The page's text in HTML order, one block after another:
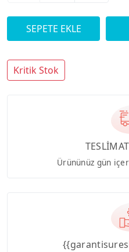
Kritik Stok
Ürününüz gün